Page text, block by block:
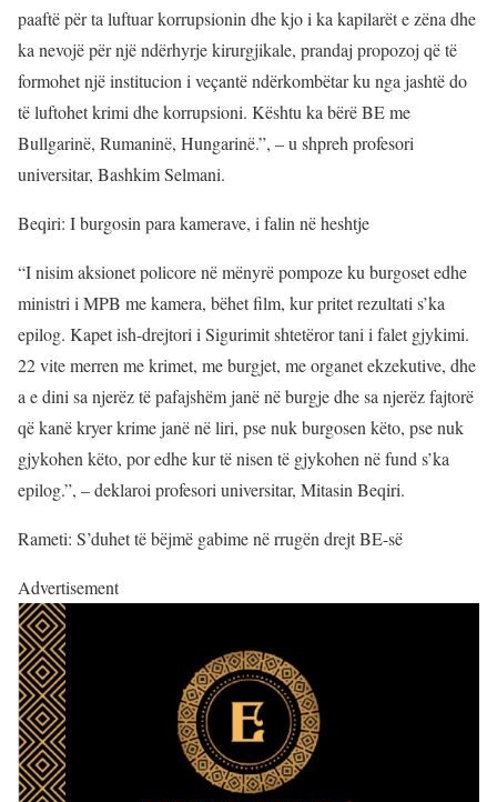
paaftë për ta luftuar korrupsionin dhe kjo i ka kapilarët e zëna dhe
ka nevojë për një ndërhyrje kirurgjikale, prandaj propozoj që të
formohet një institucion i veçantë ndërkombëtar ku nga jashtë do
të luftohet krimi dhe korrupsioni. Kështu ka bërë BE me
Bullgarinë, Rumaninë, Hungarinë.”, – u shpreh profesori
universitar, Bashkim Selmani.
Beqiri: I burgosin para kamerave, i falin në heshtje
“I nisim aksionet policore në mënyrë pompoze ku burgoset edhe
ministri i MPB me kamera, bëhet film, kur pritet rezultati s’ka
epilog. Kapet ish-drejtori i Sigurimit shtetëror tani i falet gjykimi.
22 vite merren me krimet, me burgjet, me organet ekzekutive, dhe
a e dini sa njerëz të pafajshëm janë në burgje dhe sa njerëz fajtorë
që kanë kryer krime janë në liri, pse nuk burgosen këto, pse nuk
gjykohen këto, por edhe kur të nisen të gjykohen në fund s’ka
epilog.”, – deklaroi profesori universitar, Mitasin Beqiri.
Rameti: S’duhet të bëjmë gabime në rrugën drejt BE-së
Advertisement